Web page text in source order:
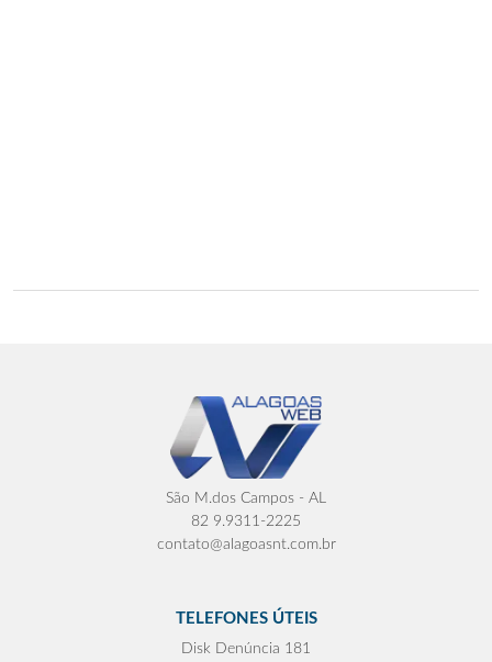
São M.dos Campos - AL
82 9.9311-2225
contato@alagoasnt.com.br
TELEFONES ÚTEIS
Disk Denúncia 181